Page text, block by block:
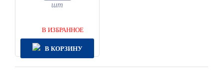
шт
В ИЗБРАННОЕ
В КОРЗИНУ